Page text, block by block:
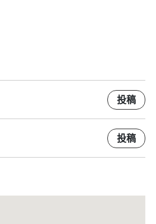
投稿
投稿